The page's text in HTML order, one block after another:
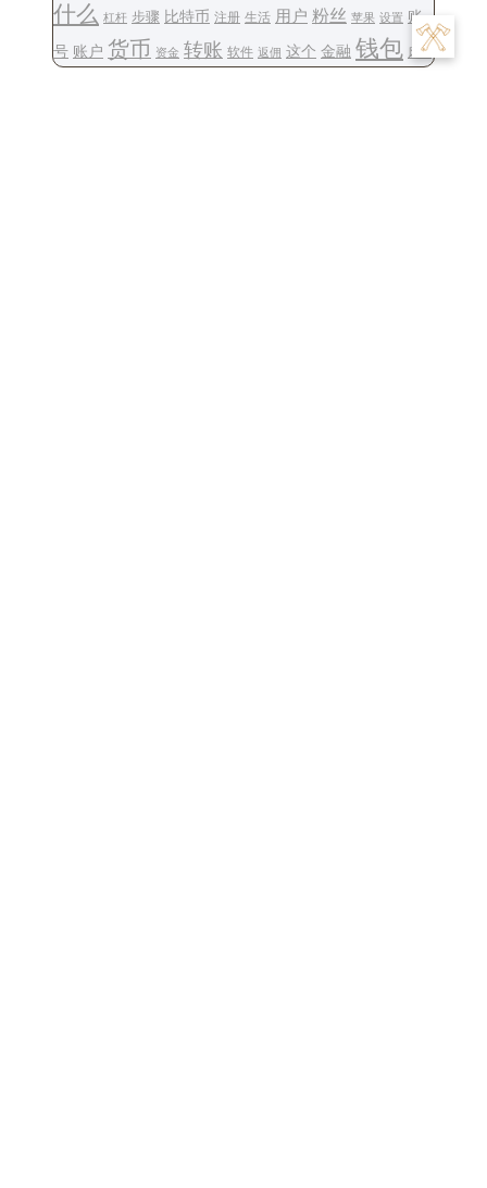
什么 杠杆 步骤 比特币 注册 生活 用户 粉丝 苹果 设置 账
号 账户 货币 资金 转账 软件 返佣 这个 金融 钱包 风险